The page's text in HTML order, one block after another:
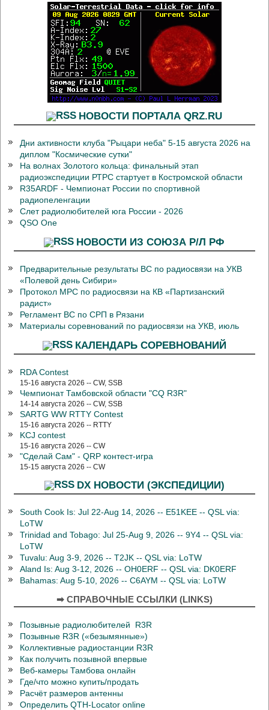
НОВОСТИ ПОРТАЛА QRZ.RU
Дни активности клуба "Рыцари неба" 5-15 августа 2026 на
диплом "Космические сутки"
На волнах Золотого кольца: финальный этап
радиоэкспедиции РТРС стартует в Костромской области
R35ARDF - Чемпионат России по спортивной
радиопеленгации
Слет радиолюбителей юга России - 2026
QSO One
НОВОСТИ ИЗ СОЮЗА Р/Л РФ
Предварительные результаты ВС по радиосвязи на УКВ
«Полевой день Сибири»
Протокол МРС по радиосвязи на КВ «Партизанский
радист»
Регламент ВС по СРП в Рязани
Материалы соревнований по радиосвязи на УКВ, июль
КАЛЕНДАРЬ СОРЕВНОВАНИЙ
RDA Contest
15-16 августа 2026 -- CW, SSB
Чемпионат Тамбовской области "CQ R3R"
14-14 августа 2026 -- CW, SSB
SARTG WW RTTY Contest
15-16 августа 2026 -- RTTY
KCJ contest
15-16 августа 2026 -- CW
"Сделай Сам" - QRP контест-игра
15-15 августа 2026 -- CW
DX НОВОСТИ (ЭКСПЕДИЦИИ)
South Cook Is: Jul 22-Aug 14, 2026 -- E51KEE -- QSL via:
LoTW
Trinidad and Tobago: Jul 25-Aug 9, 2026 -- 9Y4 -- QSL via:
LoTW
Tuvalu: Aug 3-9, 2026 -- T2JK -- QSL via: LoTW
Aland Is: Aug 3-12, 2026 -- OH0ERF -- QSL via: DK0ERF
Bahamas: Aug 5-10, 2026 -- C6AYM -- QSL via: LoTW
➡ СПРАВОЧНЫЕ ССЫЛКИ (LINKS)
Позывные радиолюбителей R3R
Позывные R3R («безымянные»)
Коллективные радиостанции R3R
Как получить позывной впервые
Веб-камеры Тамбова онлайн
Где/что можно купить/продать
Расчёт размеров антенны
Определить QTH-Locator online